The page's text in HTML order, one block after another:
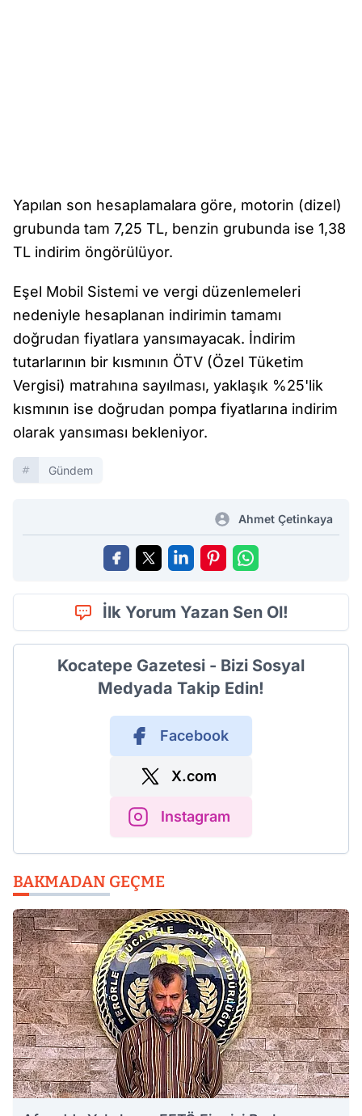
Yapılan son hesaplamalara göre, motorin (dizel)
grubunda tam 7,25 TL, benzin grubunda ise 1,38
TL indirim öngörülüyor.
Eşel Mobil Sistemi ve vergi düzenlemeleri
nedeniyle hesaplanan indirimin tamamı
doğrudan fiyatlara yansımayacak. İndirim
tutarlarının bir kısmının ÖTV (Özel Tüketim
Vergisi) matrahına sayılması, yaklaşık %25'lik
kısmının ise doğrudan pompa fiyatlarına indirim
olarak yansıması bekleniyor.
Gündem
Ahmet Çetinkaya
İlk Yorum Yazan Sen Ol!
Kocatepe Gazetesi - Bizi Sosyal
Medyada Takip Edin!
Facebook
X.com
Instagram
BAKMADAN GEÇME